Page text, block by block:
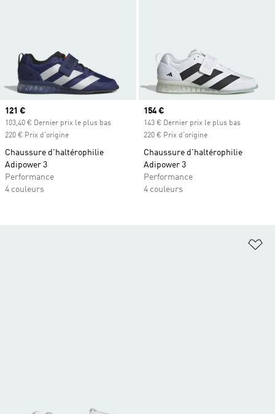
Prix actuel
121 €
103,40 € Dernier prix le plus bas
220 € Prix d'origine
Chaussure d'haltérophilie
Adipower 3
Performance
4 couleurs
Prix actuel
154 €
143 € Dernier prix le plus bas
220 € Prix d'origine
Chaussure d'haltérophilie
Adipower 3
Performance
4 couleurs